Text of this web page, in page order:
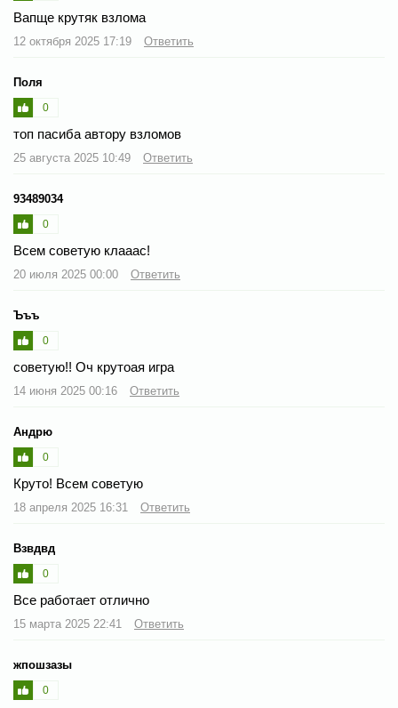
Вапще крутяк взлома
12 октября 2025 17:19 Ответить
Поля
0
топ пасиба автору взломов
25 августа 2025 10:49 Ответить
93489034
0
Всем советую клааас!
20 июля 2025 00:00 Ответить
Ъъъ
0
советую!! Оч крутоая игра
14 июня 2025 00:16 Ответить
Андрю
0
Круто! Всем советую
18 апреля 2025 16:31 Ответить
Взвдвд
0
Все работает отлично
15 марта 2025 22:41 Ответить
жпошзазы
0